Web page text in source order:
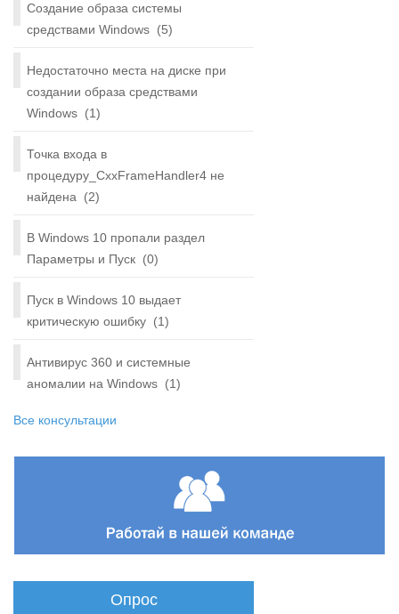
Создание образа системы
средствами Windows (5)
Недостаточно места на диске при
создании образа средствами
Windows (1)
Точка входа в
процедуру_CxxFrameHandler4 не
найдена
(2)
В Windows 10 пропали раздел
Параметры и Пуск (0)
Пуск в Windows 10 выдает
критическую ошибку (1)
Антивирус 360 и системные
аномалии на Windows (1)
Все консультации
Опрос